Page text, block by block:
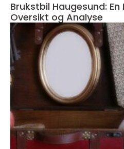
Brukstbil Haugesund:
Oversikt og Analyse